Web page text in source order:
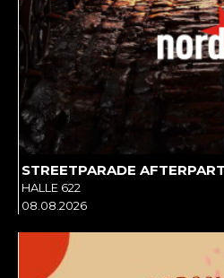
STREETPARADE
HALLE 622
08.08.2026